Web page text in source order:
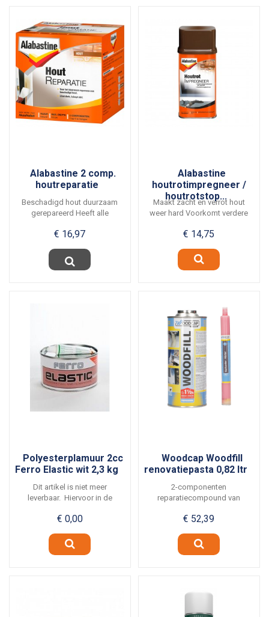
Alabastine 2 comp.
houtreparatie
Beschadigd hout duurzaam
gerepareerd Heeft alle
€ 16,97
Alabastine
houtrotimpregneer /
houtrotstop...
Maakt zacht en verrot hout
weer hard Voorkomt verdere
€ 14,75
Polyesterplamuur 2cc
Ferro Elastic wit 2,3 kg
Dit artikel is niet meer
leverbaar. Hiervoor in de
€ 0,00
Woodcap Woodfill
renovatiepasta 0,82 ltr
2-componenten
reparatiecompound van
Voor...
€ 52,39